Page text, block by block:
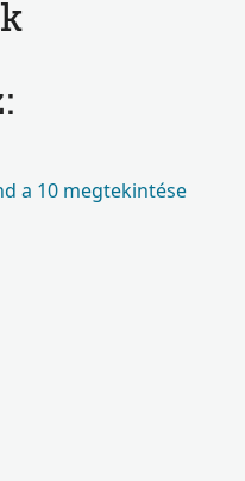
a 10 megtekintése